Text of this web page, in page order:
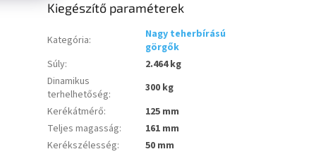
Kiegészítő paraméterek
Kategória:
Nagy teherbírású
görgők
Súly:
2.464 kg
Dinamikus
terhelhetőség:
300 kg
Kerékátmérő:
125 mm
Teljes magasság:
161 mm
Kerékszélesség:
50 mm